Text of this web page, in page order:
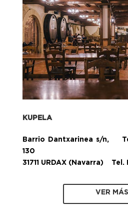
KUPELA
Barrio Dantxarinea s/n,
130
31711 URDAX (Navarra) Tel.
VER MÁS